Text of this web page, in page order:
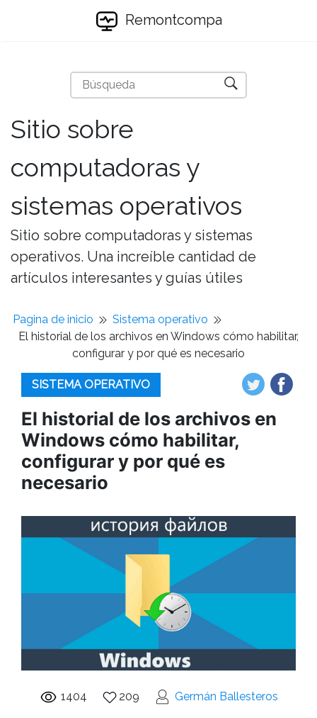
Remontcompa
Sitio sobre
computadoras y
sistemas operativos
Sitio sobre computadoras y sistemas
operativos. Una increíble cantidad de
artículos interesantes y guías útiles
Pagina de inicio
Sistema operativo
El historial de los archivos en Windows cómo habilitar,
configurar y por qué es necesario
SISTEMA OPERATIVO
El historial de los archivos en
Windows cómo habilitar,
configurar y por qué es
necesario
1404 209 Germán Ballesteros